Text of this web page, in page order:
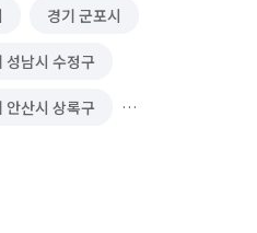
경기 군포시
성남시 수정구
안산시 상록구